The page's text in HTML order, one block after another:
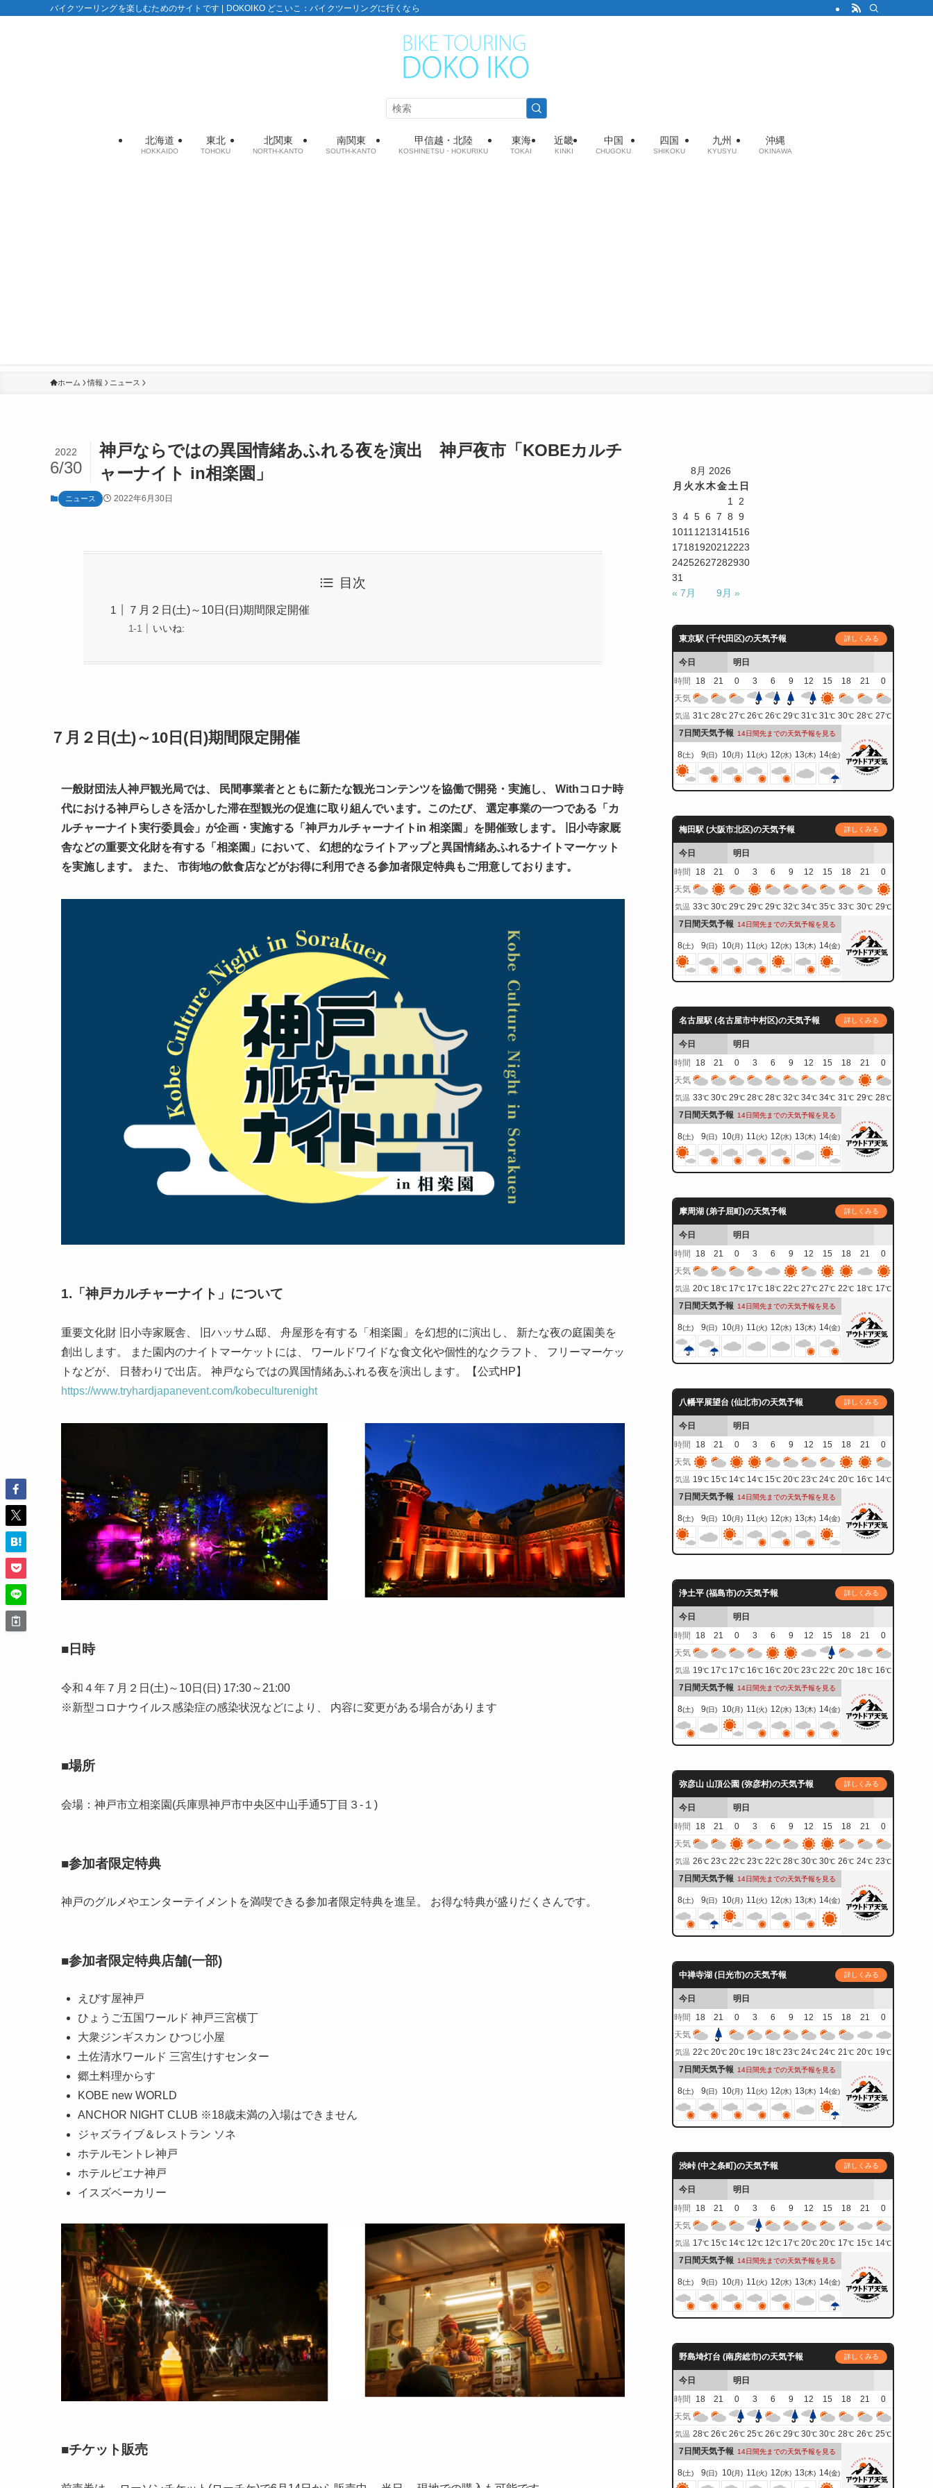
バイクツーリングを楽しむためのサイトです | DOKOIKO どこいこ：バイクツーリングに行くなら
北海道
HOKKAIDO
東北
TOHOKU
北関東
NORTH-KANTO
南関東
SOUTH-KANTO
甲信越・北陸
KOSHINETSU・HOKURIKU
東海
TOKAI
近畿
KINKI
中国
CHUGOKU
四国
SHIKOKU
九州
KYUSYU
沖縄
OKINAWA
ホーム 情報 ニュース
神戸ならではの異国情緒あふれる夜を演出 神戸夜市「KOBEカルチ
ャーナイト in相楽園」
2022
6/30
ニュース 2022年6月30日
目次
７月２日(土)～10日(日)期間限定開催
いいね:
７月２日(土)～10日(日)期間限定開催
一般財団法人神戸観光局では、 民間事業者とともに新たな観光コンテンツを協働で開発・実施し、 Withコロナ時
代における神戸らしさを活かした滞在型観光の促進に取り組んでいます。このたび、 選定事業の一つである「カ
ルチャーナイト実行委員会」が企画・実施する「神戸カルチャーナイトin 相楽園」を開催致します。 旧小寺家厩
舎などの重要文化財を有する「相楽園」において、 幻想的なライトアップと異国情緒あふれるナイトマーケット
を実施します。 また、 市街地の飲食店などがお得に利用できる参加者限定特典もご用意しております。
1.「神戸カルチャーナイト」について
重要文化財 旧小寺家厩舎、 旧ハッサム邸、 舟屋形を有する「相楽園」を幻想的に演出し、 新たな夜の庭園美を
創出します。 また園内のナイトマーケットには、 ワールドワイドな食文化や個性的なクラフト、 フリーマーケッ
トなどが、 日替わりで出店。 神戸ならではの異国情緒あふれる夜を演出します。【公式HP】
https://www.tryhardjapanevent.com/kobeculturenight
■日時
令和４年７月２日(土)～10日(日) 17:30～21:00
※新型コロナウイルス感染症の感染状況などにより、 内容に変更がある場合があります
■場所
会場：神戸市立相楽園(兵庫県神戸市中央区中山手通5丁目３-１)
■参加者限定特典
神戸のグルメやエンターテイメントを満喫できる参加者限定特典を進呈。 お得な特典が盛りだくさんです。
■参加者限定特典店舗(一部)
えびす屋神戸
ひょうご五国ワールド 神戸三宮横丁
大衆ジンギスカン ひつじ小屋
土佐清水ワールド 三宮生けすセンター
郷土料理からす
KOBE new WORLD
ANCHOR NIGHT CLUB ※18歳未満の入場はできません
ジャズライブ＆レストラン ソネ
ホテルモントレ神戸
ホテルピエナ神戸
イスズベーカリー
■チケット販売
8月 2026
月 火水木金土 日
1
2
3 4 5 6 7 8 9
1011 1213141516
1718192021 2223
24252627282930
31
« 7月
9月 »
東京駅 (千代田区)の天気予報 詳しくみる
今日
明日
時間
18 21 0 3 6 9 12 15 18 21
0
天気
気温 31℃ 28℃ 27℃ 26℃ 26℃ 29℃ 31℃ 31℃ 30℃ 28℃ 27℃
7日間天気予報 14日間先までの天気予報を見る
8(土) 9(日) 10(月) 11(火) 12(水) 13(木) 14(金)
梅田駅 (大阪市北区)の天気予報 詳しくみる
今日
明日
時間
18 21 0 3 6 9 12 15 18 21
0
天気
気温 33℃ 30℃ 29℃ 29℃ 29℃ 32℃ 34℃ 35℃ 33℃ 30℃ 29℃
7日間天気予報 14日間先までの天気予報を見る
8(土) 9(日) 10(月) 11(火) 12(水) 13(木) 14(金)
名古屋駅 (名古屋市中村区)の天気予報 詳しくみる
今日
明日
時間
18 21 0 3 6 9 12 15 18 21
0
天気
気温 33℃ 30℃ 29℃ 28℃ 28℃ 32℃ 34℃ 34℃ 31℃ 29℃ 28℃
7日間天気予報 14日間先までの天気予報を見る
8(土) 9(日) 10(月) 11(火) 12(水) 13(木) 14(金)
摩周湖 (弟子屈町)の天気予報 詳しくみる
今日
明日
時間
18 21 0 3 6 9 12 15 18 21
0
天気
気温 20℃ 18℃ 17℃ 17℃ 18℃ 22℃ 27℃ 27℃ 22℃ 18℃ 17℃
7日間天気予報 14日間先までの天気予報を見る
8(土) 9(日) 10(月) 11(火) 12(水) 13(木) 14(金)
八幡平展望台 (仙北市)の天気予報 詳しくみる
今日
明日
時間
18 21 0 3 6 9 12 15 18 21
0
天気
気温 19℃ 15℃ 14℃ 14℃ 15℃ 20℃ 23℃ 24℃ 20℃ 16℃ 14℃
7日間天気予報 14日間先までの天気予報を見る
8(土) 9(日) 10(月) 11(火) 12(水) 13(木) 14(金)
浄土平 (福島市)の天気予報 詳しくみる
今日
明日
時間
18 21 0 3 6 9 12 15 18 21
0
天気
気温 19℃ 17℃ 17℃ 16℃ 16℃ 20℃ 23℃ 22℃ 20℃ 18℃ 16℃
7日間天気予報 14日間先までの天気予報を見る
8(土) 9(日) 10(月) 11(火) 12(水) 13(木) 14(金)
弥彦山 山頂公園 (弥彦村)の天気予報 詳しくみる
今日
明日
時間
18 21 0 3 6 9 12 15 18 21
0
天気
気温 26℃ 23℃ 22℃ 23℃ 22℃ 28℃ 30℃ 30℃ 26℃ 24℃ 23℃
7日間天気予報 14日間先までの天気予報を見る
8(土) 9(日) 10(月) 11(火) 12(水) 13(木) 14(金)
中禅寺湖 (日光市)の天気予報 詳しくみる
今日
明日
時間
18 21 0 3 6 9 12 15 18 21
0
天気
気温 22℃ 20℃ 20℃ 19℃ 18℃ 23℃ 24℃ 24℃ 21℃ 20℃ 19℃
7日間天気予報 14日間先までの天気予報を見る
8(土) 9(日) 10(月) 11(火) 12(水) 13(木) 14(金)
渋峠 (中之条町)の天気予報 詳しくみる
今日
明日
時間
18 21 0 3 6 9 12 15 18 21
0
天気
気温 17℃ 15℃ 14℃ 12℃ 12℃ 17℃ 20℃ 20℃ 17℃ 15℃ 14℃
7日間天気予報 14日間先までの天気予報を見る
8(土) 9(日) 10(月) 11(火) 12(水) 13(木) 14(金)
野島埼灯台 (南房総市)の天気予報 詳しくみる
今日
明日
時間
18 21 0 3 6 9 12 15 18 21
0
天気
気温 28℃ 26℃ 26℃ 25℃ 26℃ 29℃ 30℃ 30℃ 28℃ 26℃ 25℃
7日間天気予報 14日間先までの天気予報を見る
8(土) 9(日) 10(月) 11(火) 12(水) 13(木) 14(金)